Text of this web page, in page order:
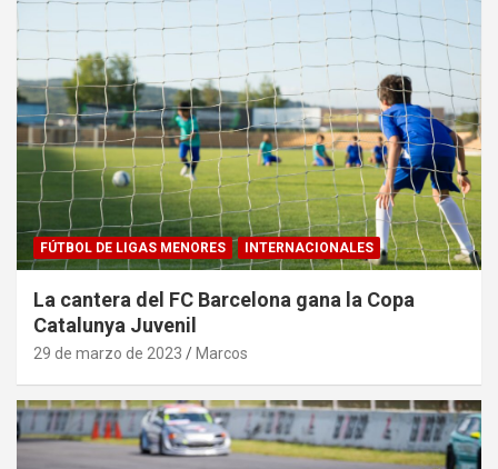
FÚTBOL DE LIGAS MENORES INTERNACIONALES
La cantera del FC Barcelona gana la Copa
Catalunya Juvenil
29 de marzo de 2023 Marcos